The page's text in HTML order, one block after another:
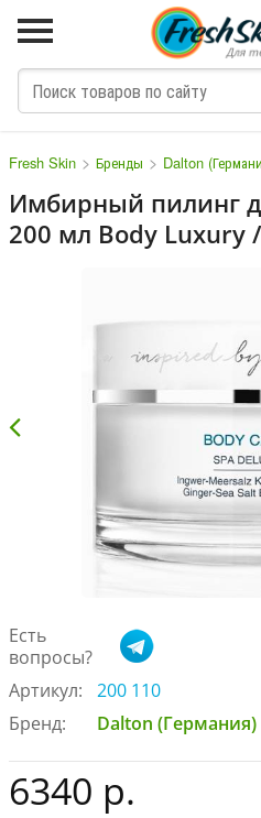
Fresh Skin > Бренды > Dalton
Имбирный пилинг
200 мл Body Luxury
Есть
вопросы?
Артикул:
200 110
Бренд:
Dalton (Германия)
6340 р.